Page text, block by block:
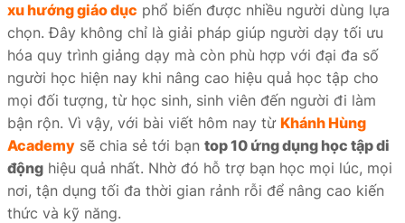
xu hướng giáo dục phổ biến được nhiều người dùng lựa
chọn. Đây không chỉ là giải pháp giúp người dạy tối ưu
hóa quy trình giảng dạy mà còn phù hợp với đại đa số
người học hiện nay khi nâng cao hiệu quả học tập cho
mọi đối tượng, từ học sinh, sinh viên đến người đi làm
bận rộn. Vì vậy, với bài viết hôm nay từ Khánh Hùng
Academy sẽ chia sẻ tới bạn top 10 ứng dụng học tập di
động hiệu quả nhất. Nhờ đó hỗ trợ bạn học mọi lúc, mọi
nơi, tận dụng tối đa thời gian rảnh rỗi để nâng cao kiến
thức và kỹ năng.